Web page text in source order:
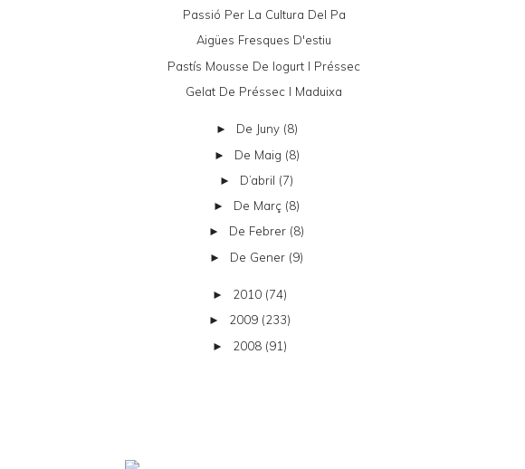
Passió Per La Cultura Del Pa
Aigües Fresques D'estiu
Pastís Mousse De Iogurt I Préssec
Gelat De Préssec I Maduixa
► De Juny (8)
► De Maig (8)
► D’abril (7)
► De Març (8)
► De Febrer (8)
► De Gener (9)
► 2010 (74)
► 2009 (233)
► 2008 (91)